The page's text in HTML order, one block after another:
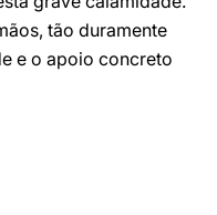
tão duramente
e o apoio concreto